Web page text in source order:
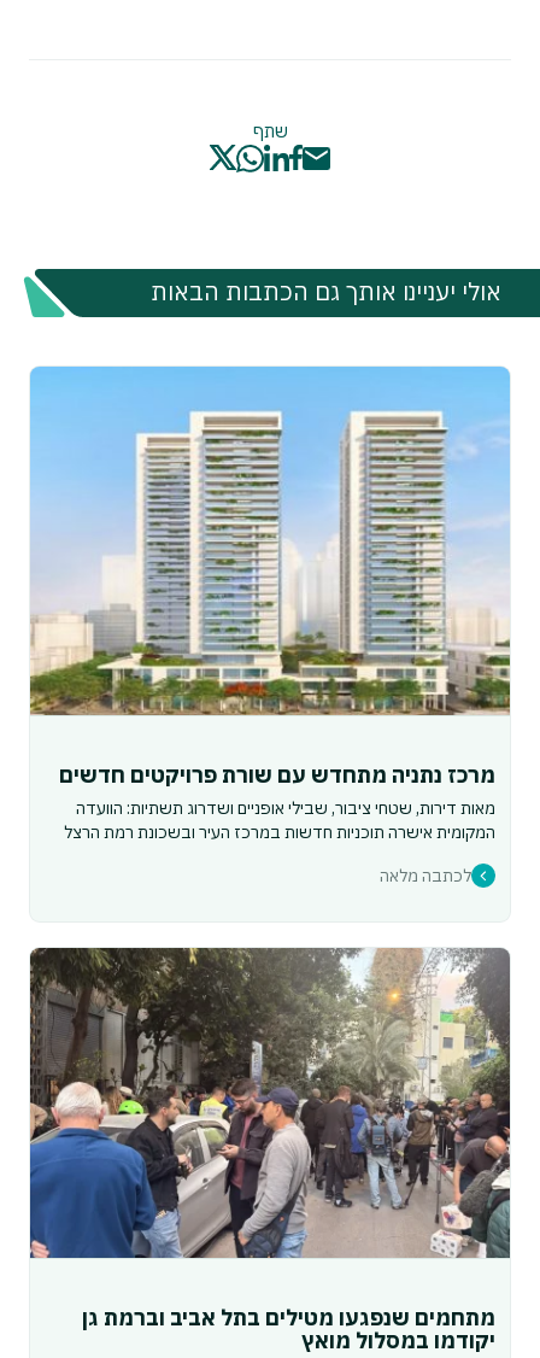
שתף
אולי יעניינו אותך גם הכתבות הבאות
מרכז נתניה מתחדש עם שורת פרויקטים חדשים
מאות דירות, שטחי ציבור, שבילי אופניים ושדרוג תשתיות: הוועדה
המקומית אישרה תוכניות חדשות במרכז העיר ובשכונת רמת הרצל
לכתבה מלאה
מתחמים שנפגעו מטילים בתל אביב וברמת גן
יקודמו במסלול מואץ